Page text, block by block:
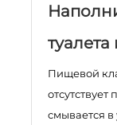
туалета
Пищевой
смывается в